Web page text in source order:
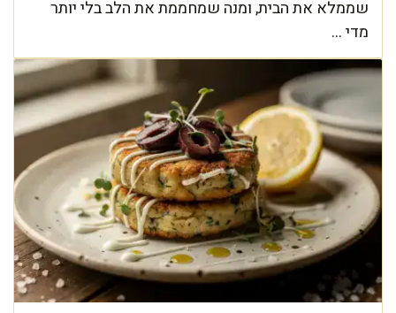
שממלא את הבית, ומנה שמחממת את הלב בלי יותר
מדי ...